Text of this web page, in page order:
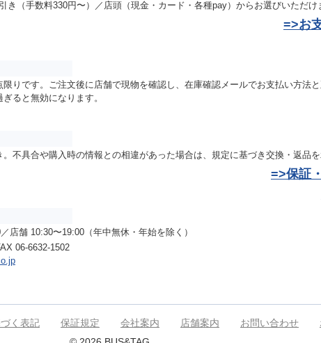
き（手数料330円〜）／店頭（現金・カード・各種pay）からお選びいただけ
=>お
りです。ご注文後に店舗で現物を確認し、在庫確認メールでお支払い方法と
ると無効になります。
不具合や購入時の情報との相違があった場合は、規定に基づき交換・返品を
=>保証
店舗 10:30〜19:00（年中無休・年始を除く）
06-6632-1502
く表記 保証規定 会社案内 店舗案内 お問い合わせ